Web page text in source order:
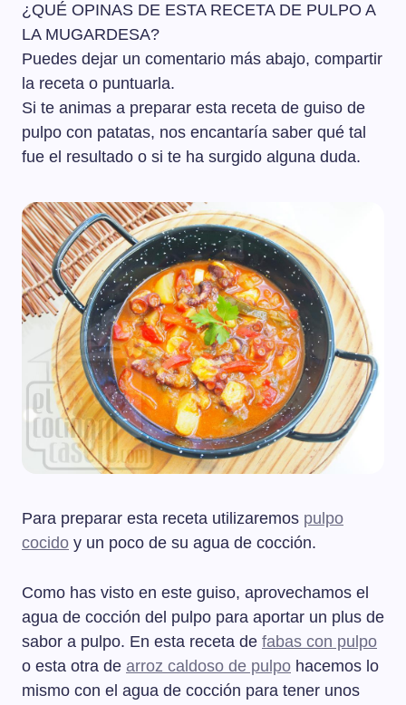
¿QUÉ OPINAS DE ESTA RECETA DE PULPO A
LA MUGARDESA?
Puedes dejar un comentario más abajo, compartir
la receta o puntuarla.
Si te animas a preparar esta receta de guiso de
pulpo con patatas, nos encantaría saber qué tal
fue el resultado o si te ha surgido alguna duda.
Para preparar esta receta utilizaremos pulpo
cocido y un poco de su agua de cocción.
Como has visto en este guiso, aprovechamos el
agua de cocción del pulpo para aportar un plus de
sabor a pulpo. En esta receta de fabas con pulpo
o esta otra de arroz caldoso de pulpo hacemos lo
mismo con el agua de cocción para tener unos